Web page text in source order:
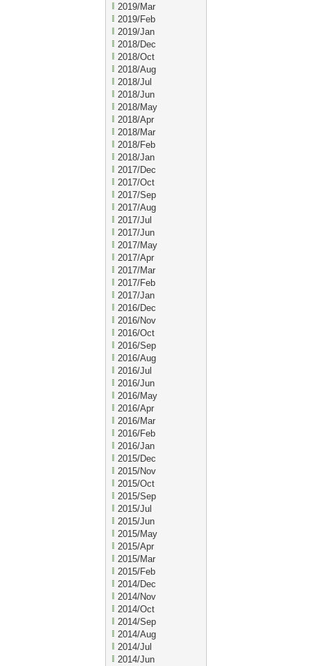
2019/Mar
2019/Feb
2019/Jan
2018/Dec
2018/Oct
2018/Aug
2018/Jul
2018/Jun
2018/May
2018/Apr
2018/Mar
2018/Feb
2018/Jan
2017/Dec
2017/Oct
2017/Sep
2017/Aug
2017/Jul
2017/Jun
2017/May
2017/Apr
2017/Mar
2017/Feb
2017/Jan
2016/Dec
2016/Nov
2016/Oct
2016/Sep
2016/Aug
2016/Jul
2016/Jun
2016/May
2016/Apr
2016/Mar
2016/Feb
2016/Jan
2015/Dec
2015/Nov
2015/Oct
2015/Sep
2015/Jul
2015/Jun
2015/May
2015/Apr
2015/Mar
2015/Feb
2014/Dec
2014/Nov
2014/Oct
2014/Sep
2014/Aug
2014/Jul
2014/Jun